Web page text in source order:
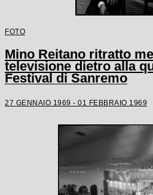
FOTO
Mino Reitano ritratto
televisione dietro alla
Festival di Sanremo
27 GENNAIO 1969 - 01 FEBBRAIO 1969